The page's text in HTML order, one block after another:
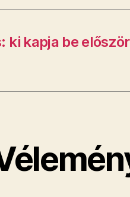
ki kapja be